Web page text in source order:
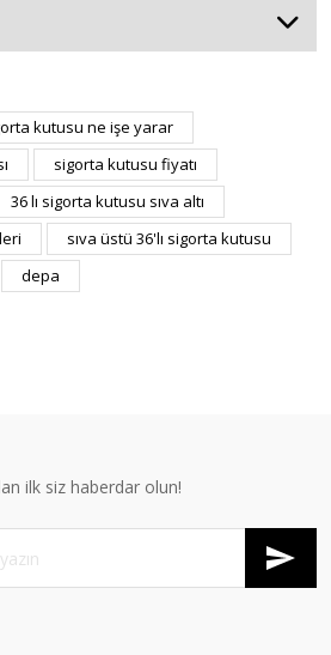
kutusu ne işe yarar
sigorta kutusu fiyatı
36 lı sigorta kutusu sıva altı
sıva üstü 36'lı sigorta kutusu
depa
ilk siz haberdar olun!